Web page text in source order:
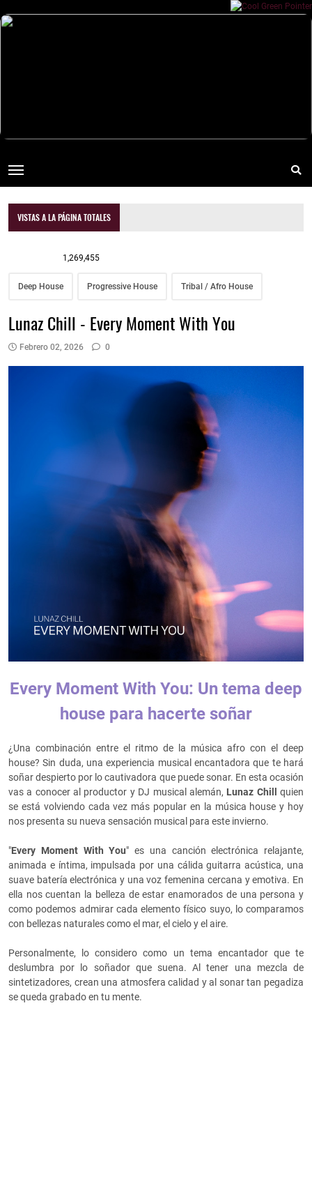
VISTAS A LA PÁGINA TOTALES
1,269,455
Deep House Progressive House Tribal / Afro House
Lunaz Chill - Every Moment With You
Febrero 02, 2026 0
Every Moment With You: Un tema deep
house para hacerte soñar
¿Una combinación entre el ritmo de la música afro con el deep
house? Sin duda, una experiencia musical encantadora que te hará
soñar despierto por lo cautivadora que puede sonar. En esta ocasión
vas a conocer al productor y DJ musical alemán, Lunaz Chillquien
se está volviendo cada vez más popular en la música house y hoy
nos presenta su nueva sensación musical para este invierno.
"Every Moment With You" es una canción electrónica relajante,
animada e íntima, impulsada por una cálida guitarra acústica, una
suave batería electrónica y una voz femenina cercana y emotiva. En
ella nos cuentan la belleza de estar enamorados de una persona y
como podemos admirar cada elemento físico suyo, lo comparamos
con bellezas naturales como el mar, el cielo y el aire.
Personalmente, lo considero como un tema encantador que te
deslumbra por lo soñador que suena. Al tener una mezcla de
sintetizadores, crean una atmosfera calidad y al sonar tan pegadiza
se queda grabado en tu mente.